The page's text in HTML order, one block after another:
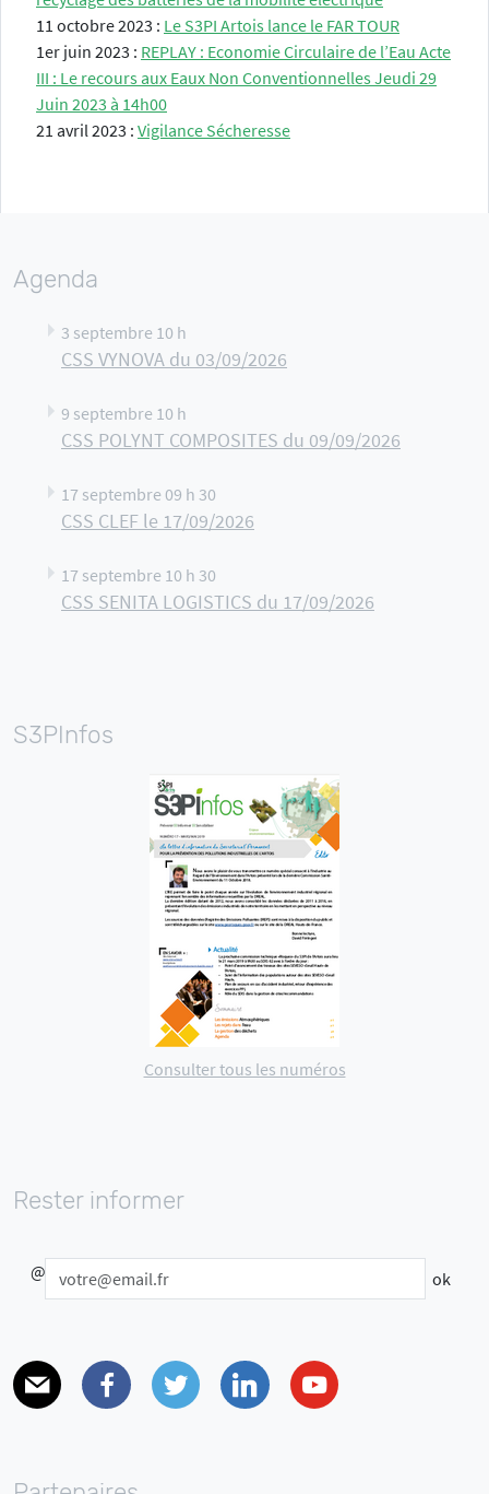
11 octobre 2023 : Le S3PI Artois lance le FAR TOUR
1er juin 2023 : REPLAY : Economie Circulaire de l’Eau Acte
III : Le recours aux Eaux Non Conventionnelles Jeudi 29
Juin 2023 à 14h00
21 avril 2023 : Vigilance Sécheresse
Agenda
3 septembre 10 h
CSS VYNOVA du 03/09/2026
9 septembre 10 h
CSS POLYNT COMPOSITES du 09/09/2026
17 septembre 09 h 30
CSS CLEF le 17/09/2026
17 septembre 10 h 30
CSS SENITA LOGISTICS du 17/09/2026
S3PInfos
Consulter tous les numéros
Rester informer
@